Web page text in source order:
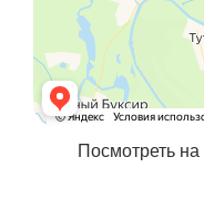
Посмотреть на